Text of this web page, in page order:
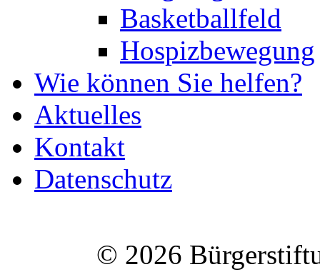
Basketballfeld
Hospizbewegung
Wie können Sie helfen?
Aktuelles
Kontakt
Datenschutz
© 2026